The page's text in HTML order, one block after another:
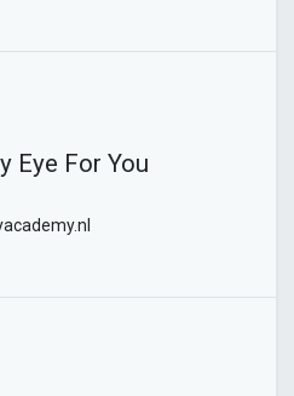
Eye For You